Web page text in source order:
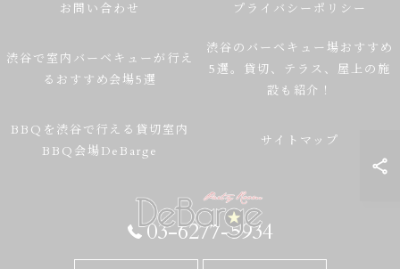
03-6277-5934
お問い合わせ プライバシーポリシー
渋谷で室内バーベキューが行え
るおすすめ会場5選
渋谷のバーベキュー場おすすめ
5選。貸切、テラス、屋上の施
設も紹介！
BBQを渋谷で行える貸切室内
BBQ会場DeBarge
サイトマップ